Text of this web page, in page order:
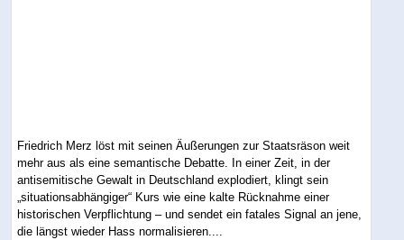
Friedrich Merz löst mit seinen Äußerungen zur Staatsräson weit
mehr aus als eine semantische Debatte. In einer Zeit, in der
antisemitische Gewalt in Deutschland explodiert, klingt sein
„situationsabhängiger“ Kurs wie eine kalte Rücknahme einer
historischen Verpflichtung – und sendet ein fatales Signal an jene,
die längst wieder Hass normalisieren....